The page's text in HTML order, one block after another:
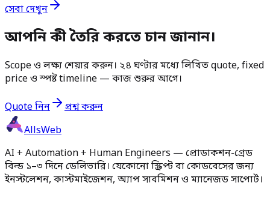
সেবা দেখুন
আপনি কী তৈরি করতে চান জানান।
Scope ও লক্ষ্য শেয়ার করুন। ২৪ ঘণ্টার মধ্যে লিখিত quote, fixed
price ও স্পষ্ট timeline — কাজ শুরুর আগে।
Quote নিন
প্রশ্ন করুন
AllsWeb
AI + Automation + Human Engineers — প্রোডাকশন-গ্রেড
বিল্ড ১–৩ দিনে ডেলিভারি। যেকোনো স্ক্রিপ্ট বা কোডবেসের জন্য
ইনস্টলেশন, কাস্টমাইজেশন, অ্যাপ সাবমিশন ও ম্যানেজড সাপোর্ট।